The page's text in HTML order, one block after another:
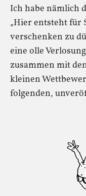
Ich habe nämlich
„Hier entsteht für
verschenken zu
eine olle
zusammen mit
kleinen
folgenden,